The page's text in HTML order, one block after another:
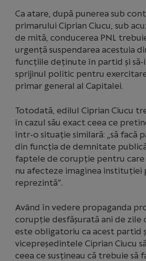
Ca atare, după punerea sub
primarului Ciprian Ciucu, sub
de mită, conducerea PNL
urgență suspendarea acestuia
funcțiile deținute în partid și să-
sprijinul politic pentru
primar general al Capitalei.
Totodată, edilul Ciprian Ciucu
în cazul său exact ceea ce
într-o situație similară: „să facă
din funcția de demnitate
faptele de corupție pentru care
nu afecteze imaginea instituției
reprezintă”.
Având în vedere propaganda
corupție desfășurată ani de zile
este obligatoriu ca acest partid
vicepreședintele Ciprian Ciucu
ceea ce susțineau că trebuie să